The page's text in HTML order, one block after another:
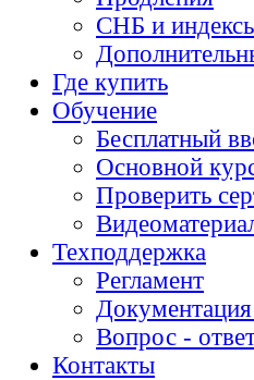
СНБ и
Где купить
Обучение
Бесплатный
Основной
Проверить
Техподдержка
Регламент
Вопрос -
Контакты